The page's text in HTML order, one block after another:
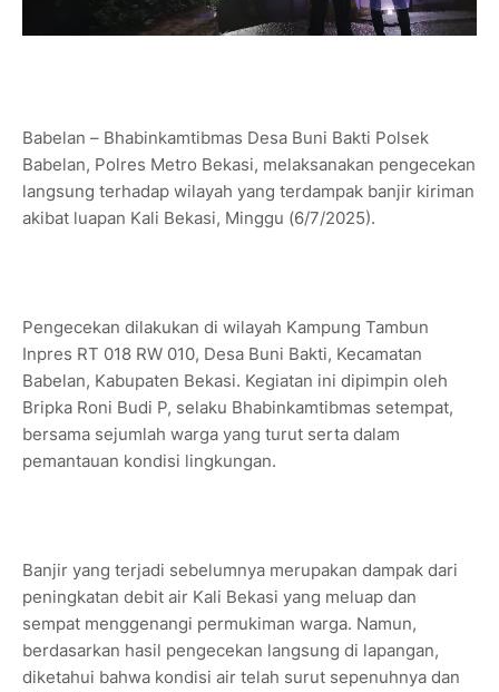
Babelan – Bhabinkamtibmas Desa Buni Bakti Polsek
Babelan, Polres Metro Bekasi, melaksanakan pengecekan
langsung terhadap wilayah yang terdampak banjir kiriman
akibat luapan Kali Bekasi, Minggu (6/7/2025).
Pengecekan dilakukan di wilayah Kampung Tambun
Inpres RT 018 RW 010, Desa Buni Bakti, Kecamatan
Babelan, Kabupaten Bekasi. Kegiatan ini dipimpin oleh
Bripka Roni Budi P, selaku Bhabinkamtibmas setempat,
bersama sejumlah warga yang turut serta dalam
pemantauan kondisi lingkungan.
Banjir yang terjadi sebelumnya merupakan dampak dari
peningkatan debit air Kali Bekasi yang meluap dan
sempat menggenangi permukiman warga. Namun,
berdasarkan hasil pengecekan langsung di lapangan,
diketahui bahwa kondisi air telah surut sepenuhnya dan